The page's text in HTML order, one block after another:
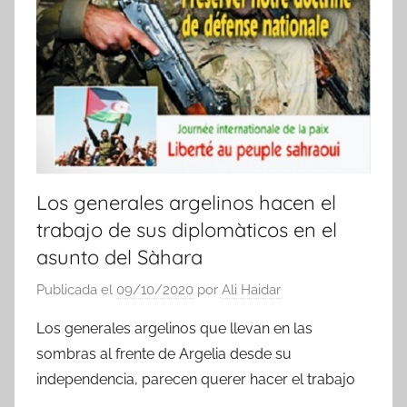
Los generales argelinos hacen el
trabajo de sus diplomàticos en el
asunto del Sàhara
Publicada el 09/10/2020 por Ali Haidar
Los generales argelinos que llevan en las
sombras al frente de Argelia desde su
independencia, parecen querer hacer el trabajo